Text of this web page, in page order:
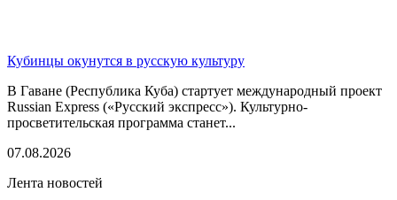
Кубинцы окунутся в русскую культуру
В Гаване (Республика Куба) стартует международный проект
Russian Express («Русский экспресс»). Культурно-
просветительская программа станет...
07.08.2026
Лента новостей